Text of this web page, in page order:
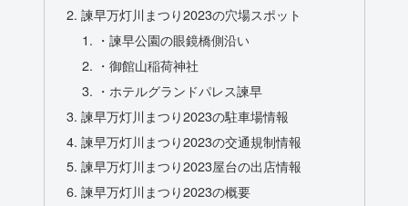
諫早万灯川まつり2023の穴場スポット
・諫早公園の眼鏡橋側沿い
・御館山稲荷神社
・ホテルグランドパレス諫早
諫早万灯川まつり2023の駐車場情報
諫早万灯川まつり2023の交通規制情報
諫早万灯川まつり2023屋台の出店情報
諫早万灯川まつり2023の概要